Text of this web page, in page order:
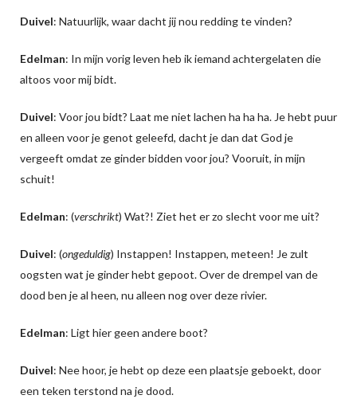
Duivel: Natuurlijk, waar dacht jij nou redding te vinden?
Edelman: In mijn vorig leven heb ik iemand achtergelaten die
altoos voor mij bidt.
Duivel: Voor jou bidt? Laat me niet lachen ha ha ha. Je hebt puur
en alleen voor je genot geleefd, dacht je dan dat God je
vergeeft omdat ze ginder bidden voor jou? Vooruit, in mijn
schuit!
Edelman: (verschrikt) Wat?! Ziet het er zo slecht voor me uit?
Duivel: (ongeduldig) Instappen! Instappen, meteen! Je zult
oogsten wat je ginder hebt gepoot. Over de drempel van de
dood ben je al heen, nu alleen nog over deze rivier.
Edelman: Ligt hier geen andere boot?
Duivel: Nee hoor, je hebt op deze een plaatsje geboekt, door
een teken terstond na je dood.